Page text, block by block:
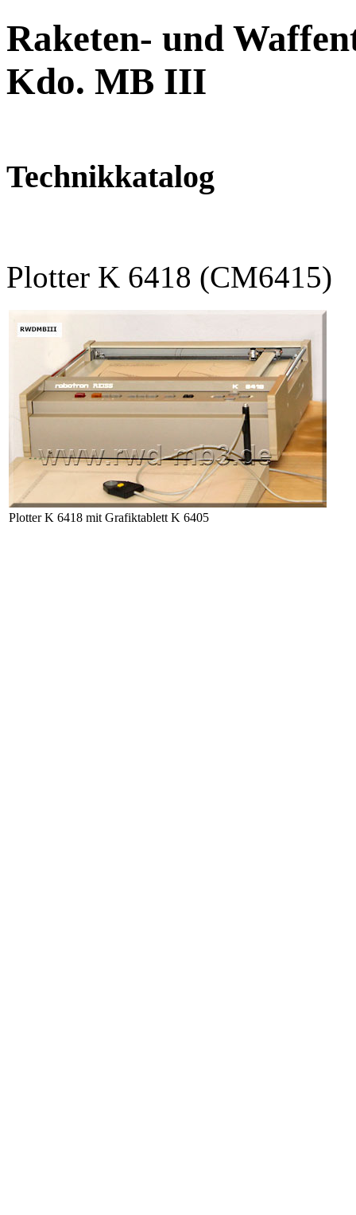
Raketen- und
Kdo. MB III
Technikkatalog
Plotter K 6418 (CM6415)
Plotter K 6418 mit Grafiktablett K 6405